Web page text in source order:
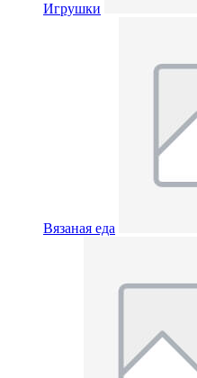
Игрушки
Вязаная еда